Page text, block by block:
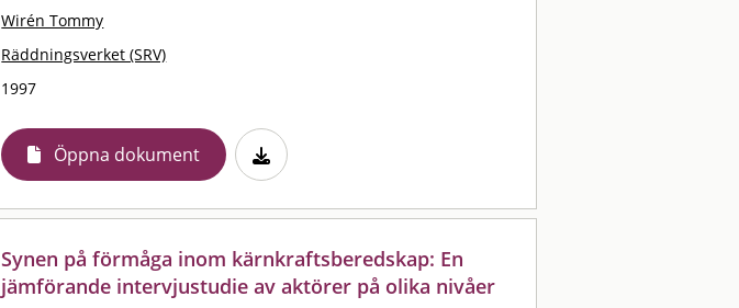
Wirén Tommy
Räddningsverket (SRV)
1997
Öppna dokument
Synen på förmåga inom kärnkraftsberedskap: En
jämförande intervjustudie av aktörer på olika nivåer